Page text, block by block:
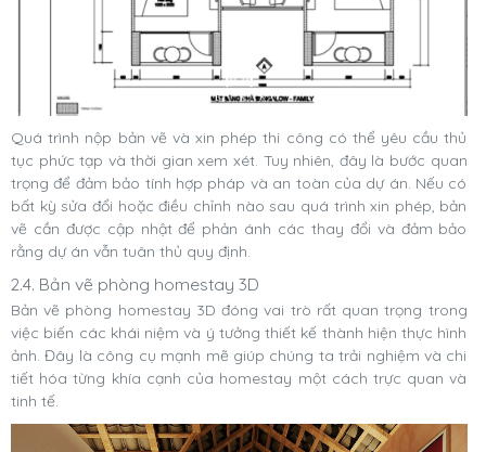
Quá trình nộp bản vẽ và xin phép thi công có thể yêu cầu thủ
tục phức tạp và thời gian xem xét. Tuy nhiên, đây là bước quan
trọng để đảm bảo tính hợp pháp và an toàn của dự án. Nếu có
bất kỳ sửa đổi hoặc điều chỉnh nào sau quá trình xin phép, bản
vẽ cần được cập nhật để phản ánh các thay đổi và đảm bảo
rằng dự án vẫn tuân thủ quy định.
2.4. Bản vẽ phòng homestay 3D
Bản vẽ phòng homestay 3D đóng vai trò rất quan trọng trong
việc biến các khái niệm và ý tưởng thiết kế thành hiện thực hình
ảnh. Đây là công cụ mạnh mẽ giúp chúng ta trải nghiệm và chi
tiết hóa từng khía cạnh của homestay một cách trực quan và
tinh tế.